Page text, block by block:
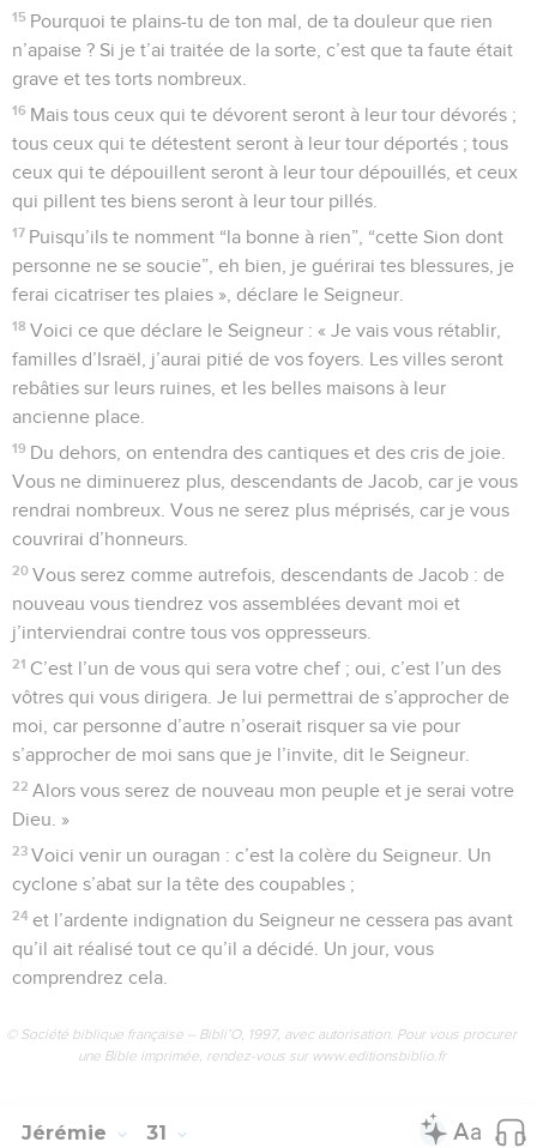
15 Pourquoi te plains-tu de ton mal, de ta douleur que rien
n’apaise ? Si je t’ai traitée de la sorte, c’est que ta faute était
grave et tes torts nombreux.
16 Mais tous ceux qui te dévorent seront à leur tour dévorés ;
tous ceux qui te détestent seront à leur tour déportés ; tous
ceux qui te dépouillent seront à leur tour dépouillés, et ceux
qui pillent tes biens seront à leur tour pillés.
17 Puisqu’ils te nomment “la bonne à rien”, “cette Sion dont
personne ne se soucie”, eh bien, je guérirai tes blessures, je
ferai cicatriser tes plaies », déclare le Seigneur.
18 Voici ce que déclare le Seigneur : « Je vais vous rétablir,
familles d’Israël, j’aurai pitié de vos foyers. Les villes seront
rebâties sur leurs ruines, et les belles maisons à leur
ancienne place.
19 Du dehors, on entendra des cantiques et des cris de joie.
Vous ne diminuerez plus, descendants de Jacob, car je vous
rendrai nombreux. Vous ne serez plus méprisés, car je vous
couvrirai d’honneurs.
20 Vous serez comme autrefois, descendants de Jacob : de
nouveau vous tiendrez vos assemblées devant moi et
j’interviendrai contre tous vos oppresseurs.
21 C’est l’un de vous qui sera votre chef ; oui, c’est l’un des
vôtres qui vous dirigera. Je lui permettrai de s’approcher de
moi, car personne d’autre n’oserait risquer sa vie pour
s’approcher de moi sans que je l’invite, dit le Seigneur.
22 Alors vous serez de nouveau mon peuple et je serai votre
Dieu. »
23 Voici venir un ouragan : c’est la colère du Seigneur. Un
cyclone s’abat sur la tête des coupables ;
24 et l’ardente indignation du Seigneur ne cessera pas avant
qu’il ait réalisé tout ce qu’il a décidé. Un jour, vous
comprendrez cela.
© Société biblique française – Bibli’O, 1997, avec autorisation. Pour vous procurer
une Bible imprimée, rendez-vous sur www.editionsbiblio.fr
Jérémie 31